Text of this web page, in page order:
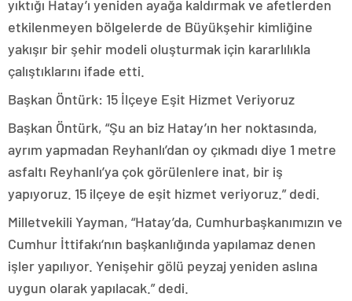
yıktığı Hatay’ı yeniden ayağa kaldırmak ve afetlerden
etkilenmeyen bölgelerde de Büyükşehir kimliğine
yakışır bir şehir modeli oluşturmak için kararlılıkla
çalıştıklarını ifade etti.
Başkan Öntürk: 15 İlçeye Eşit Hizmet Veriyoruz
Başkan Öntürk, “Şu an biz Hatay’ın her noktasında,
ayrım yapmadan Reyhanlı’dan oy çıkmadı diye 1 metre
asfaltı Reyhanlı’ya çok görülenlere inat, bir iş
yapıyoruz. 15 ilçeye de eşit hizmet veriyoruz.” dedi.
Milletvekili Yayman, “Hatay’da, Cumhurbaşkanımızın ve
Cumhur İttifakı‘nın başkanlığında yapılamaz denen
işler yapılıyor. Yenişehir gölü peyzaj yeniden aslına
uygun olarak yapılacak.” dedi.